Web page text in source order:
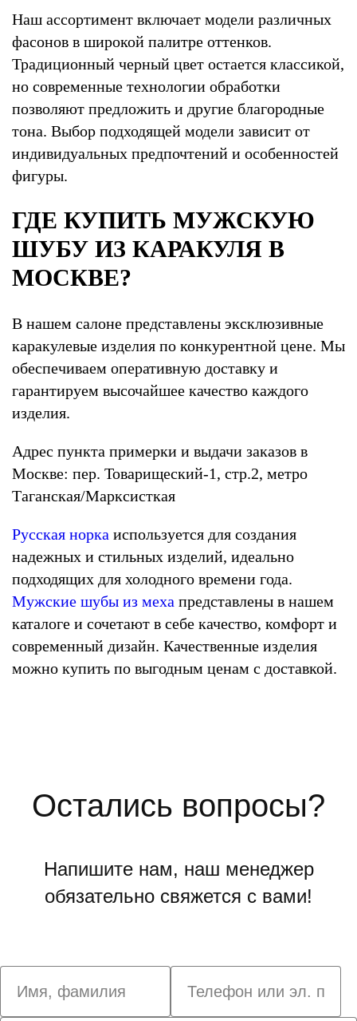
Наш ассортимент включает модели различных
фасонов в широкой палитре оттенков.
Традиционный черный цвет остается классикой,
но современные технологии обработки
позволяют предложить и другие благородные
тона. Выбор подходящей модели зависит от
индивидуальных предпочтений и особенностей
фигуры.
ГДЕ КУПИТЬ МУЖСКУЮ
ШУБУ ИЗ КАРАКУЛЯ В
МОСКВЕ?
В нашем салоне представлены эксклюзивные
каракулевые изделия по конкурентной цене. Мы
обеспечиваем оперативную доставку и
гарантируем высочайшее качество каждого
изделия.
Адрес пункта примерки и выдачи заказов в
Москве: пер. Товарищеский-1, стр.2, метро
Таганская/Марксисткая
Русская норка используется для создания
надежных и стильных изделий, идеально
подходящих для холодного времени года.
Мужские шубы из меха представлены в нашем
каталоге и сочетают в себе качество, комфорт и
современный дизайн. Качественные изделия
можно купить по выгодным ценам с доставкой.
Остались вопросы?
Напишите нам, наш менеджер
обязательно свяжется с вами!